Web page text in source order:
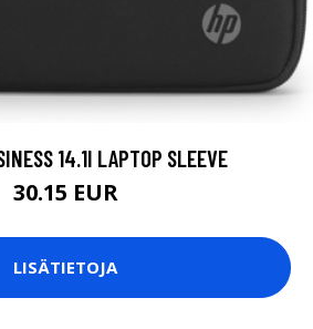
14.1I LAPTOP SLEEVE
30.15 EUR
LISÄTIETOJA